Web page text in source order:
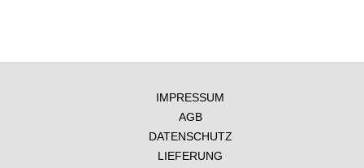
IMPRESSUM
AGB
DATENSCHUTZ
LIEFERUNG